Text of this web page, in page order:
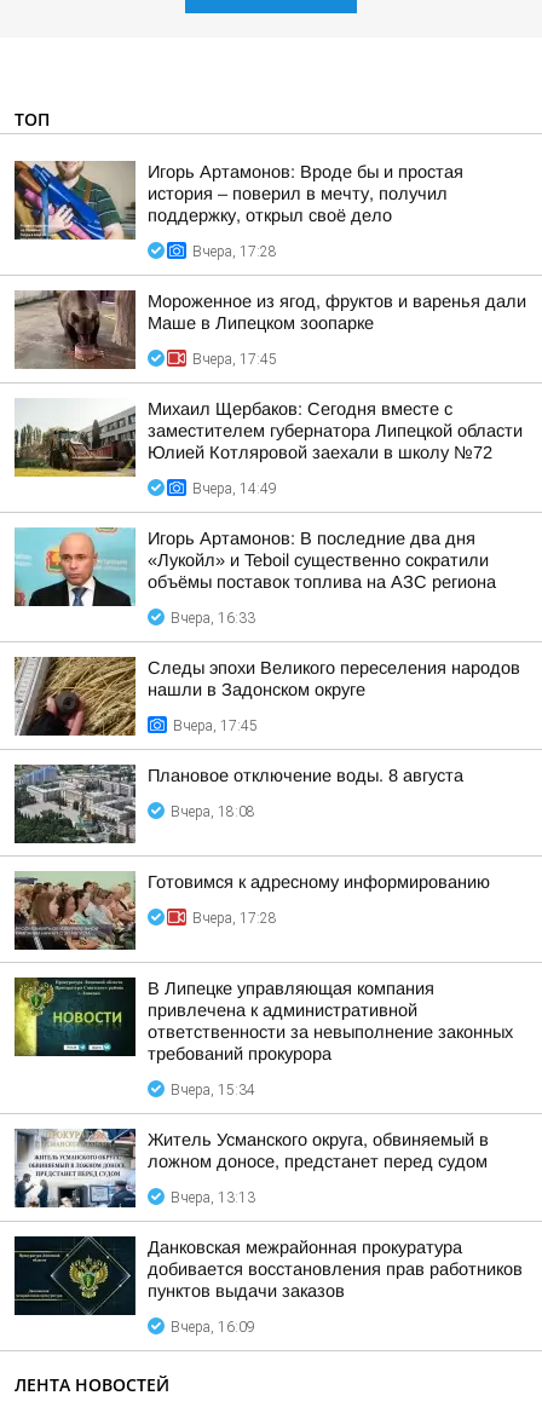
ТОП
Игорь Артамонов: Вроде бы и простая
история – поверил в мечту, получил
поддержку, открыл своё дело
Вчера, 17:28
Мороженное из ягод, фруктов и варенья дали
Маше в Липецком зоопарке
Вчера, 17:45
Михаил Щербаков: Сегодня вместе с
заместителем губернатора Липецкой области
Юлией Котляровой заехали в школу №72
Вчера, 14:49
Игорь Артамонов: В последние два дня
«Лукойл» и Teboil существенно сократили
объёмы поставок топлива на АЗС региона
Вчера, 16:33
Следы эпохи Великого переселения народов
нашли в Задонском округе
Вчера, 17:45
Плановое отключение воды. 8 августа
Вчера, 18:08
Готовимся к адресному информированию
Вчера, 17:28
В Липецке управляющая компания
привлечена к административной
ответственности за невыполнение законных
требований прокурора
Вчера, 15:34
Житель Усманского округа, обвиняемый в
ложном доносе, предстанет перед судом
Вчера, 13:13
Данковская межрайонная прокуратура
добивается восстановления прав работников
пунктов выдачи заказов
Вчера, 16:09
ЛЕНТА НОВОСТЕЙ